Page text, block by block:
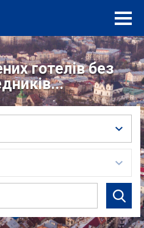
готелів без